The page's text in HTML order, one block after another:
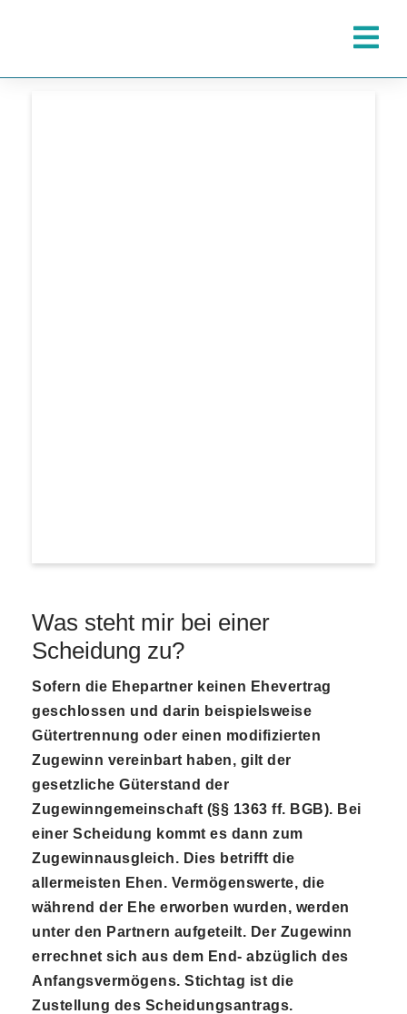
Was steht mir bei einer
Scheidung zu?
Sofern die Ehepartner keinen Ehevertrag
geschlossen und darin beispielsweise
Gütertrennung oder einen modifizierten
Zugewinn vereinbart haben, gilt der
gesetzliche Güterstand der
Zugewinngemeinschaft (§§ 1363 ff. BGB). Bei
einer Scheidung kommt es dann zum
Zugewinnausgleich. Dies betrifft die
allermeisten Ehen. Vermögenswerte, die
während der Ehe erworben wurden, werden
unter den Partnern aufgeteilt. Der Zugewinn
errechnet sich aus dem End- abzüglich des
Anfangsvermögens. Stichtag ist die
Zustellung des Scheidungsantrags.